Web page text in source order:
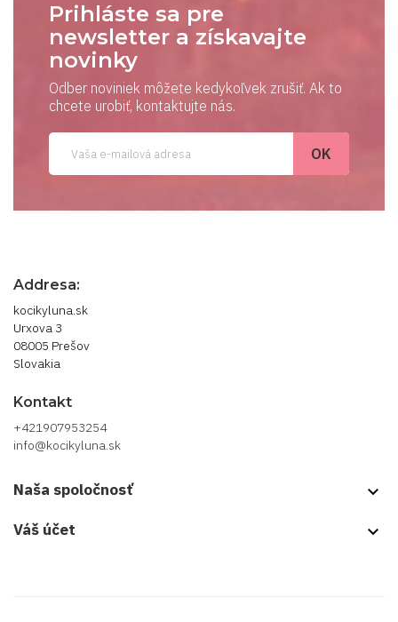
Prihláste sa pre
newsletter a získavajte
novinky
Odber noviniek môžete kedykoľvek zrušiť. Ak to
chcete urobiť, kontaktujte nás.
Addresa:
kocikyluna.sk
Urxova 3
08005 Prešov
Slovakia
Kontakt
+421907953254
info@kocikyluna.sk
Naša spoločnosť keyboard_arrow_down
Váš účet 